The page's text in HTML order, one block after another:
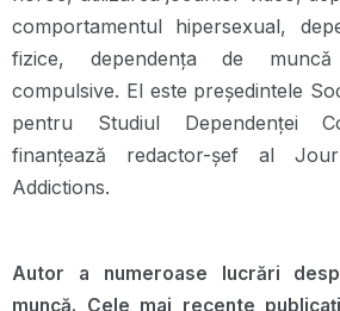
comportamentul hipersexual,
fizice, dependența de
compulsive. El este președintele
pentru Studiul Dependenței
finanțează redactor-șef al
Addictions.
Autor a numeroase lucrări
muncă. Cele mai recente